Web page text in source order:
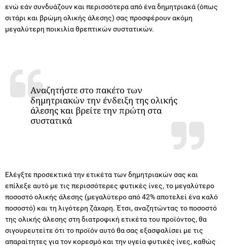
ενώ εάν συνδυάζουν και περισσότερα από ένα δημητριακά (όπως
σιτάρι και βρώμη ολικής άλεσης) σας προσφέρουν ακόμη
μεγαλύτερη ποικιλία θρεπτικών συστατικών.
Αναζητήστε στο πακέτο των
δημητριακών την ένδειξη της ολικής
άλεσης και βρείτε την πρώτη στα
συστατικά
Ελέγξτε προσεκτικά την ετικέτα των δημητριακών σας και
επίλεξε αυτό με τις περισσότερες φυτικές ίνες, το μεγαλύτερο
ποσοστό ολικής άλεσης (μεγαλύτερο από 42% αποτελεί ένα καλό
ποσοστό) και τη λιγότερη ζάχαρη. Έτσι, αναζητώντας το ποσοστό
της ολικής άλεσης στη διατροφική ετικέτα του προϊόντος, θα
σιγουρευτείτε ότι το προϊόν αυτό θα σας εξασφαλίσει με τις
απαραίτητες για τον κορεσμό και την υγεία φυτικές ίνες, καθώς